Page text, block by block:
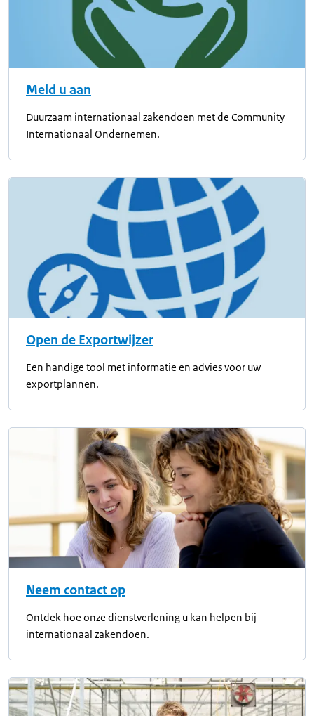
Meld u aan
Duurzaam internationaal zakendoen met de Community
Internationaal Ondernemen.
Open de Exportwijzer
Een handige tool met informatie en advies voor uw
exportplannen.
Neem contact op
Ontdek hoe onze dienstverlening u kan helpen bij
internationaal zakendoen.